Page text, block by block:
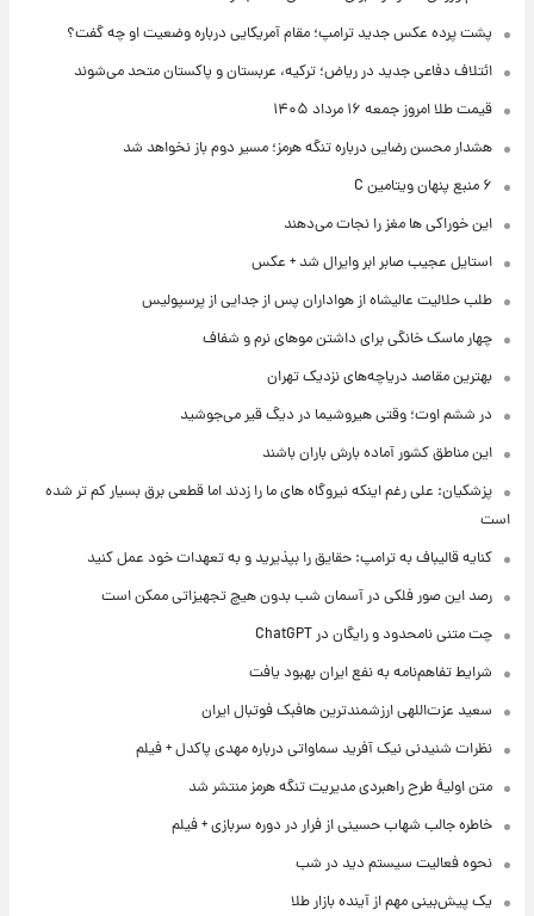
پشت پرده عکس جدید ترامپ؛ مقام آمریکایی درباره وضعیت او چه گفت؟
ائتلاف دفاعی جدید در ریاض؛ ترکیه، عربستان و پاکستان متحد می‌شوند
قیمت طلا امروز جمعه ۱۶ مرداد ۱۴۰۵
هشدار محسن رضایی درباره تنگه هرمز؛ مسیر دوم باز نخواهد شد
۶ منبع پنهان ویتامین C
این خوراکی ها مغز را نجات می‌دهند
استایل عجیب صابر ابر وایرال شد + عکس
طلب حلالیت عالیشاه از هواداران پس از جدایی از پرسپولیس
چهار ماسک خانگی برای داشتن موهای نرم و شفاف
بهترین مقاصد دریاچه‌های نزدیک تهران
در ششم اوت؛ وقتی هیروشیما در دیگ قیر می‌جوشید
این مناطق کشور آماده بارش باران باشند
پزشکیان: علی رغم اینکه نیروگاه های ما را زدند اما قطعی برق بسیار کم تر شده
است
کنایه قالیباف به ترامپ: حقایق را بپذیرید و به تعهدات خود عمل کنید
رصد این صور فلکی در آسمان شب بدون هیچ تجهیزاتی ممکن است
چت متنی نامحدود و رایگان در ChatGPT
شرایط تفاهم‌نامه به نفع ایران بهبود یافت
سعید عزت‌اللهی ارزشمندترین هافبک فوتبال ایران
نظرات شنیدنی نیک آفرید سماواتی درباره مهدی پاکدل + فیلم
متن اولیۀ طرح راهبردی مدیریت تنگه هرمز منتشر شد
خاطره جالب شهاب حسینی از فرار در دوره سربازی + فیلم
نحوه فعالیت سیستم دید در شب
یک پیش‌بینی مهم از آینده بازار طلا